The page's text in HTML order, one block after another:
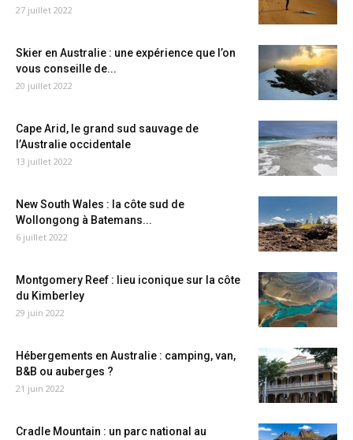
27 juillet 2022
Skier en Australie : une expérience que l’on
vous conseille de...
20 juillet 2022
Cape Arid, le grand sud sauvage de
l’Australie occidentale
13 juillet 2022
New South Wales : la côte sud de
Wollongong à Batemans...
6 juillet 2022
Montgomery Reef : lieu iconique sur la côte
du Kimberley
29 juin 2022
Hébergements en Australie : camping, van,
B&B ou auberges ?
21 juin 2022
Cradle Mountain : un parc national au